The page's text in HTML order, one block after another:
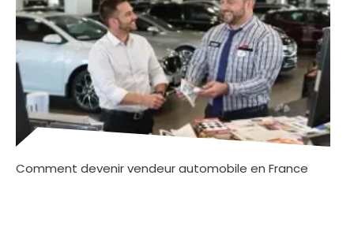
Comment devenir vendeur automobile en France